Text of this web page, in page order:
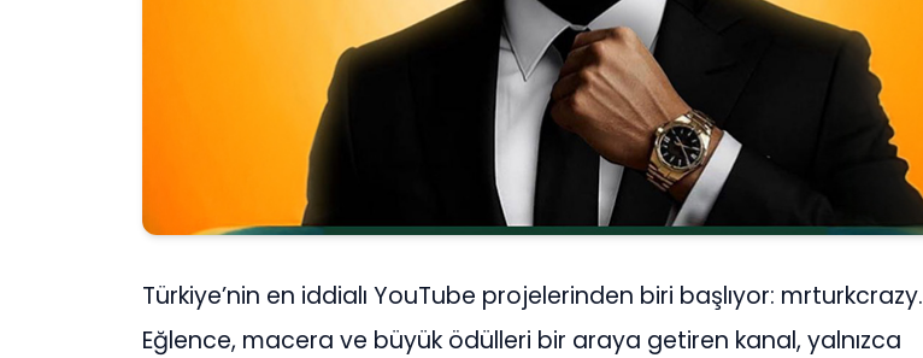
Türkiye’nin en iddialı YouTube projelerinden biri başlıyor: mrturkcrazy.
Eğlence, macera ve büyük ödülleri bir araya getiren kanal, yalnızca